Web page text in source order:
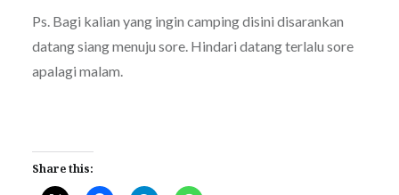
Ps. Bagi kalian yang ingin camping disini disarankan
datang siang menuju sore. Hindari datang terlalu sore
apalagi malam.
Share this: